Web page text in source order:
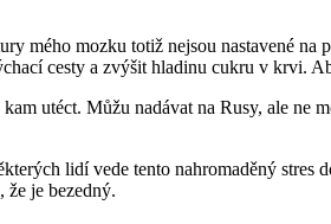
mého mozku totiž nejsou nastavené na
cesty a zvýšit hladinu cukru v krvi.
utéct. Můžu nadávat na Rusy, ale ne
lidí vede tento nahromaděný stres
je bezedný.